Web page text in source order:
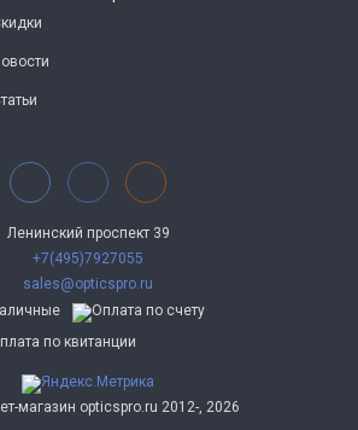
Ленинский проспект 39
+7(495)7927055
sales@opticspro.ru
магазин opticspro.ru 2012-, 2026